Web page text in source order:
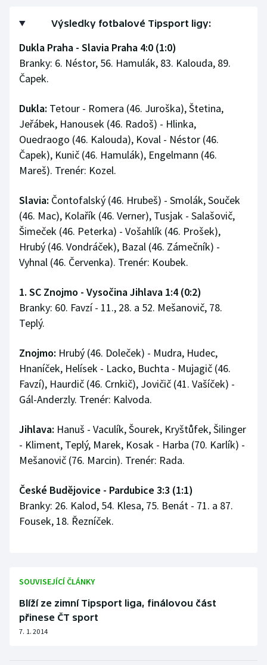
Veslování
Volejbal
Ostatní
Výsledky fotbalové Tipsport ligy:
Dukla Praha - Slavia Praha 4:0 (1:0)
Branky: 6. Néstor, 56. Hamulák, 83. Kalouda, 89.
Čapek.
Dukla: Tetour - Romera (46. Juroška), Štetina,
Jeřábek, Hanousek (46. Radoš) - Hlinka,
Ouedraogo (46. Kalouda), Koval - Néstor (46.
Čapek), Kunič (46. Hamulák), Engelmann (46.
Mareš). Trenér: Kozel.
Slavia: Čontofalský (46. Hrubeš) - Smolák, Souček
(46. Mac), Kolařík (46. Verner), Tusjak - Salašovič,
Šimeček (46. Peterka) - Vošahlík (46. Prošek),
Hrubý (46. Vondráček), Bazal (46. Zámečník) -
Vyhnal (46. Červenka). Trenér: Koubek.
1. SC Znojmo - Vysočina Jihlava 1:4 (0:2)
Branky: 60. Favzí - 11., 28. a 52. Mešanovič, 78.
Teplý.
Znojmo: Hrubý (46. Doleček) - Mudra, Hudec,
Hnaníček, Helísek - Lacko, Buchta - Mujagič (46.
Favzí), Haurdič (46. Crnkič), Jovičič (41. Vašíček) -
Gál-Anderzly. Trenér: Kalvoda.
Jihlava: Hanuš - Vaculík, Šourek, Kryštůfek, Šilinger
- Kliment, Teplý, Marek, Kosak - Harba (70. Karlík) -
Mešanovič (76. Marcin). Trenér: Rada.
České Budějovice - Pardubice 3:3 (1:1)
Branky: 26. Kalod, 54. Klesa, 75. Benát - 71. a 87.
Fousek, 18. Řezníček.
SOUVISEJÍCÍ ČLÁNKY
Blíží ze zimní Tipsport liga, finálovou část
přinese ČT sport
7. 1. 2014